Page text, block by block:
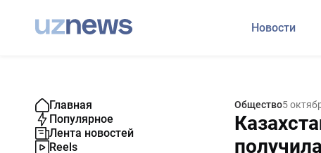
Новости
Главная
Популярное
Лента новостей
Reels
Общество5